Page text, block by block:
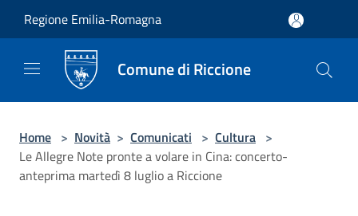
Regione Emilia-Romagna
Comune di Riccione
Home > Novità > Comunicati > Cultura >
Le Allegre Note pronte a volare in Cina: concerto-
anteprima martedì 8 luglio a Riccione